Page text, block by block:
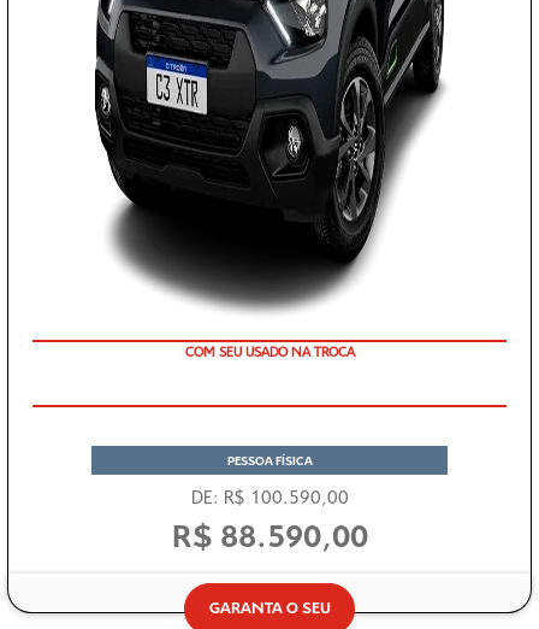
COM SEU USADO NA TROCA
PESSOA FÍSICA
DE: R$ 100.590,00
R$ 88.590,00
GARANTA O SEU